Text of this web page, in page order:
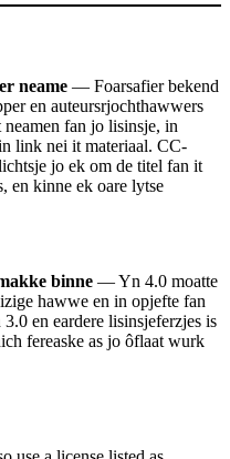
neame — Foarsafier bekend
en auteursrjochthawwers
fan jo lisinsje, in
link nei it materiaal. CC-
jo ek om de titel fan it
en kinne ek oare lytse
binne — Yn 4.0 moatte
hawwe en in opjefte fan
en eardere lisinsjeferzjes is
fereaske as jo ôflaat wurk